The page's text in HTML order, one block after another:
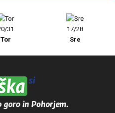
31
Tor
17/28
Sre